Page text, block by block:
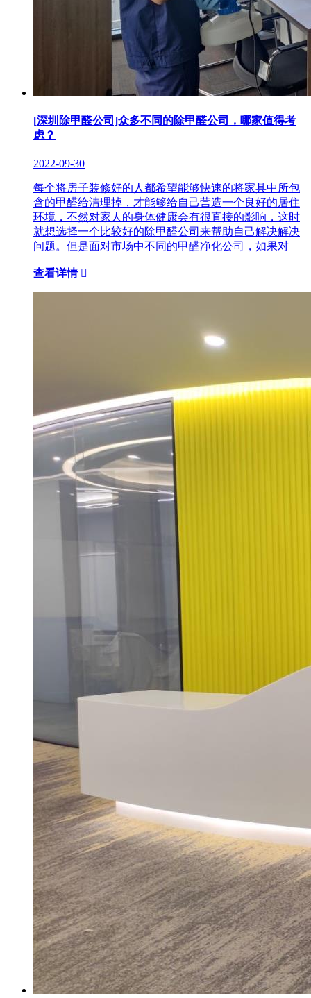
[深圳除甲醛公司]众多不同的除甲醛公司，哪家值得考
虑？
2022-09-30
每个将房子装修好的人都希望能够快速的将家具中所包
含的甲醛给清理掉，才能够给自己营造一个良好的居住
环境，不然对家人的身体健康会有很直接的影响，这时
就想选择一个比较好的除甲醛公司来帮助自己解决解决
问题。但是面对市场中不同的甲醛净化公司，如果对
查看详情 